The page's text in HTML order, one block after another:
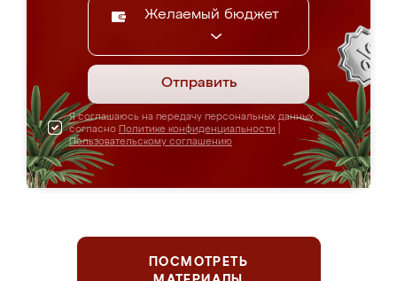
Желаемый бюджет
Отправить
Я соглашаюсь на передачу персональных данных
согласно Политике конфиденциальности
Пользовательскому соглашению
ПОСМОТРЕТЬ